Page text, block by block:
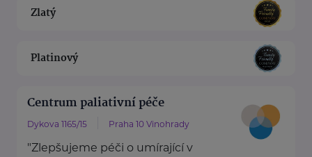
Zlatý
Platinový
Centrum paliativní péče
Dykova 1165/15 Praha 10 Vinohrady
"Zlepšujeme péči o umírající v